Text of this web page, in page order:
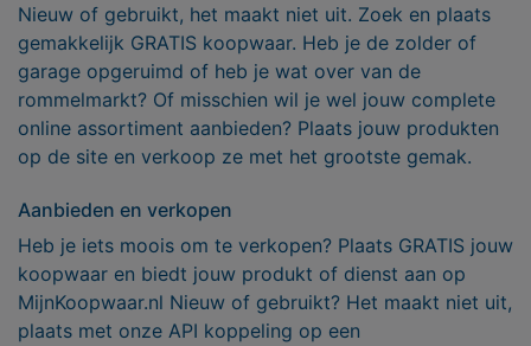
Nieuw of gebruikt, het maakt niet uit. Zoek en plaats
gemakkelijk GRATIS koopwaar. Heb je de zolder of
garage opgeruimd of heb je wat over van de
rommelmarkt? Of misschien wil je wel jouw complete
online assortiment aanbieden? Plaats jouw produkten
op de site en verkoop ze met het grootste gemak.
Aanbieden en verkopen
Heb je iets moois om te verkopen? Plaats GRATIS jouw
koopwaar en biedt jouw produkt of dienst aan op
MijnKoopwaar.nl Nieuw of gebruikt? Het maakt niet uit,
plaats met onze API koppeling op een